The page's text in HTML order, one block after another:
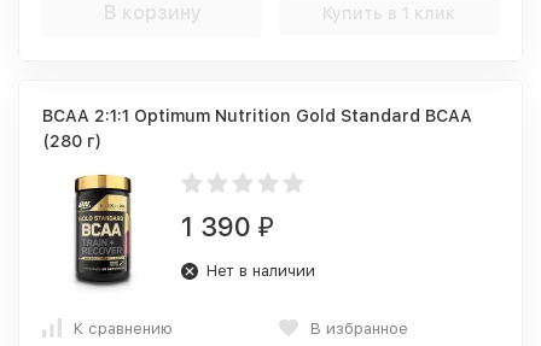
В корзину Купить в 1 клик
BCAA 2:1:1 Optimum Nutrition Gold Standard BCAA
(280 г)
1 390 ₽
Нет в наличии
К сравнению В избранное